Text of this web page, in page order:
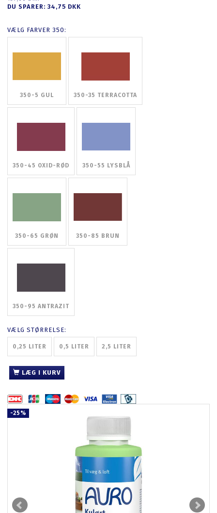
DU SPARER: 34,75 DKK
VÆLG FARVER 350:
350-5 GUL 350-35 TERRACOTTA
350-45 OXID-RØD 350-55 LYSBLÅ
350-65 GRØN 350-85 BRUN
350-95 ANTRAZIT
VÆLG STØRRELSE:
0,25 LITER 0,5 LITER 2,5 LITER
LÆG I KURV
-25%